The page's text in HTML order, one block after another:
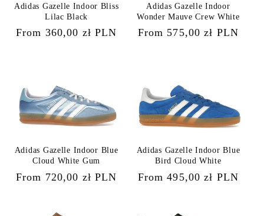
Adidas Gazelle Indoor Bliss
Lilac Black
Regular
From 360,00 zł PLN
Adidas Gazelle Indoor
Wonder Mauve Crew White
Regular
From 575,00 zł PLN
Adidas Gazelle Indoor Blue
Cloud White Gum
Regular
From 720,00 zł PLN
Adidas Gazelle Indoor Blue
Bird Cloud White
Regular
From 495,00 zł PLN